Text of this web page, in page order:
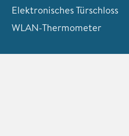
Elektronisches Türschloss
WLAN-Thermometer